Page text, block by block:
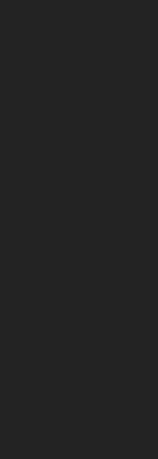
đơn giản tại
cho bản
các nàng
khác theo
khảo qua
suc-
vài mẫu
nhược điểm
Chế Tác Theo
sự gắn bó trọn